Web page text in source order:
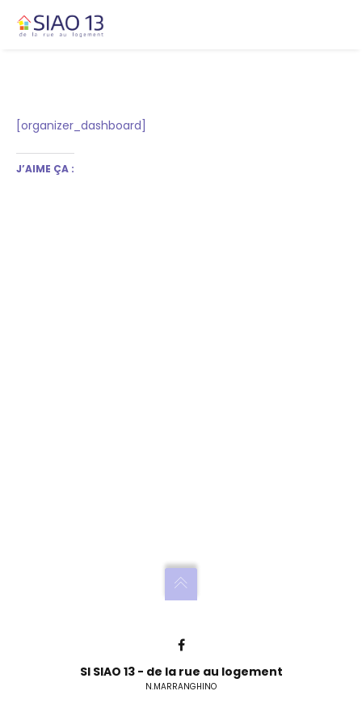
[organizer_dashboard]
J’AIME ÇA :
SI SIAO 13 - de la rue au logement
N.MARRANGHINO